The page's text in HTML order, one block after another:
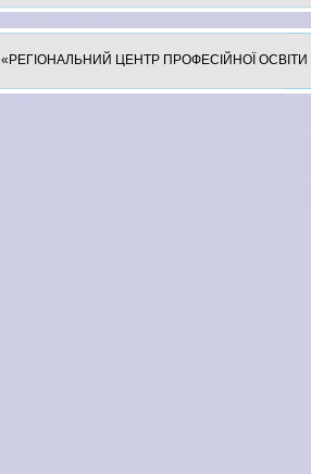
«РЕГІОНАЛЬНИЙ ЦЕНТР ПРОФЕСІЙНОЇ